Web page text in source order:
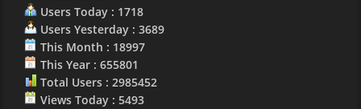
Users Today : 1718
Users Yesterday : 3689
This Month : 18997
This Year : 655801
Total Users : 2985452
Views Today : 5493